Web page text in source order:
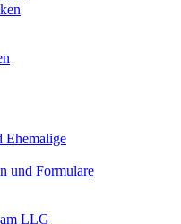
Ehemalige
und Formulare
LLG